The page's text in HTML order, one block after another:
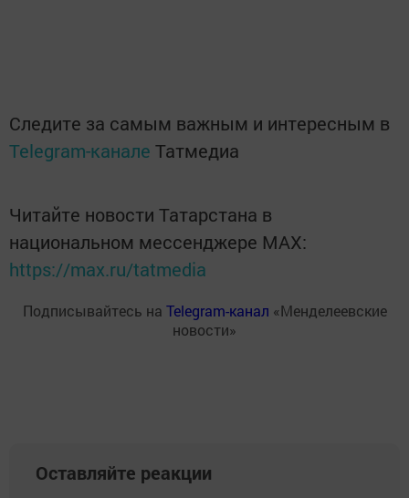
Следите за самым важным и интересным в
Telegram-канале Татмедиа
Читайте новости Татарстана в
национальном мессенджере MАХ:
https://max.ru/tatmedia
Подписывайтесь на Telegram-канал «Менделеевские
новости»
Оставляйте реакции